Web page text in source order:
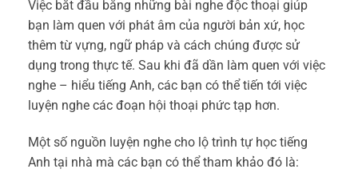
Việc bắt đầu bằng những bài nghe độc thoại giúp
bạn làm quen với phát âm của người bản xứ, học
thêm từ vựng, ngữ pháp và cách chúng được sử
dụng trong thực tế. Sau khi đã dần làm quen với việc
nghe – hiểu tiếng Anh, các bạn có thể tiến tới việc
luyện nghe các đoạn hội thoại phức tạp hơn.
Một số nguồn luyện nghe cho lộ trình tự học tiếng
Anh tại nhà mà các bạn có thể tham khảo đó là: